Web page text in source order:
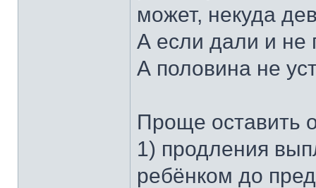
может, некуда
А если дали и не
А половина не
Проще оставить
1) продления
ребёнком до